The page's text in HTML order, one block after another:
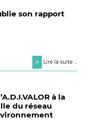
son rapport
> Lire la suite ...
à la
du réseau